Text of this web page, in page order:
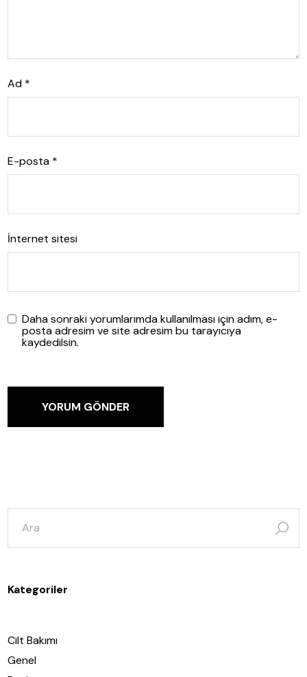
Ad *
E-posta *
İnternet sitesi
Daha sonraki yorumlarımda kullanılması için adım, e-
posta adresim ve site adresim bu tarayıcıya
kaydedilsin.
YORUM GÖNDER
şunun
ara:
Kategoriler
Cilt Bakımı
Genel